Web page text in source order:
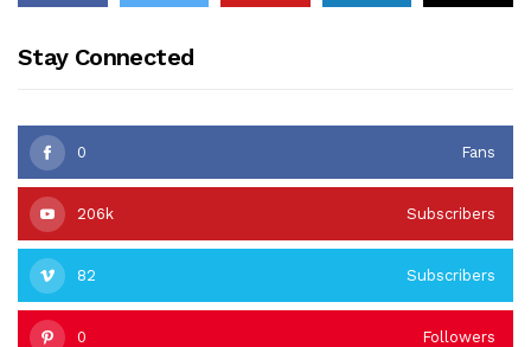
Stay Connected
0 Fans
206k Subscribers
82 Subscribers
0 Followers